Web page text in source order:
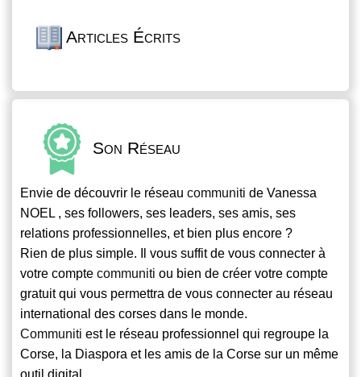
Articles Écrits
Son Réseau
Envie de découvrir le réseau communiti de Vanessa
NOEL , ses followers, ses leaders, ses amis, ses
relations professionnelles, et bien plus encore ?
Rien de plus simple. Il vous suffit de vous connecter à
votre compte communiti ou bien de créer votre compte
gratuit qui vous permettra de vous connecter au réseau
international des corses dans le monde.
Communiti est le réseau professionnel qui regroupe la
Corse, la Diaspora et les amis de la Corse sur un même